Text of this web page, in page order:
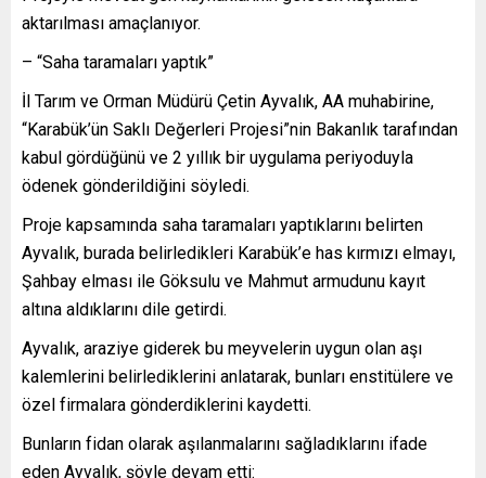
aktarılması amaçlanıyor.
– “Saha taramaları yaptık”
İl Tarım ve Orman Müdürü Çetin Ayvalık, AA muhabirine,
“Karabük’ün Saklı Değerleri Projesi”nin Bakanlık tarafından
kabul gördüğünü ve 2 yıllık bir uygulama periyoduyla
ödenek gönderildiğini söyledi.
Proje kapsamında saha taramaları yaptıklarını belirten
Ayvalık, burada belirledikleri Karabük’e has kırmızı elmayı,
Şahbay elması ile Göksulu ve Mahmut armudunu kayıt
altına aldıklarını dile getirdi.
Ayvalık, araziye giderek bu meyvelerin uygun olan aşı
kalemlerini belirlediklerini anlatarak, bunları enstitülere ve
özel firmalara gönderdiklerini kaydetti.
Bunların fidan olarak aşılanmalarını sağladıklarını ifade
eden Ayvalık, şöyle devam etti: